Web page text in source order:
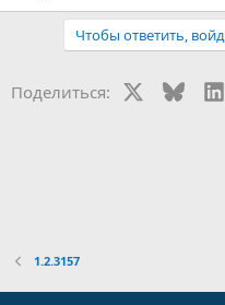
Чтобы ответить,
Поделиться:
1.2.3157